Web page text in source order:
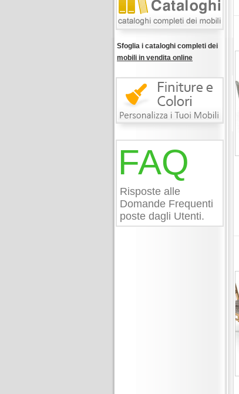
Sfoglia i cataloghi completi dei
mobili in vendita online
FAQ
Risposte alle
Domande Frequenti
poste dagli Utenti.